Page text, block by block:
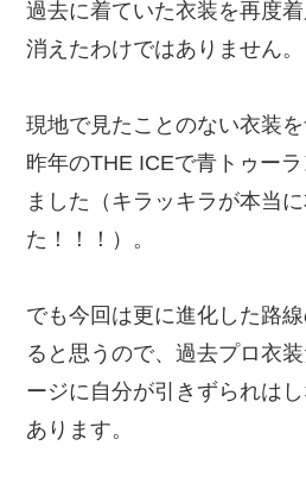
過去に着ていた衣装を再度
消えたわけではありません。
現地で見たことのない衣装
昨年のTHE ICEで青トゥー
ました（キラッキラが本当
た！！！）。
でも今回は更に進化した路
ると思うので、過去プロ衣
ージに自分が引きずられは
あります。